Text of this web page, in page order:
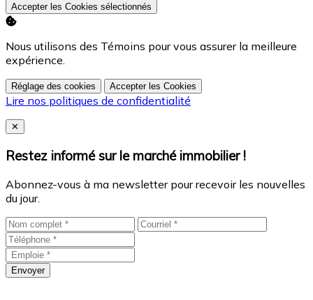
Accepter les Cookies sélectionnés
Nous utilisons des Témoins pour vous assurer la meilleure
expérience.
Réglage des cookies Accepter les Cookies
Lire nos politiques de confidentialité
Close
✕
Restez informé sur le marché immobilier !
Abonnez-vous à ma newsletter pour recevoir les nouvelles
du jour.
Envoyer